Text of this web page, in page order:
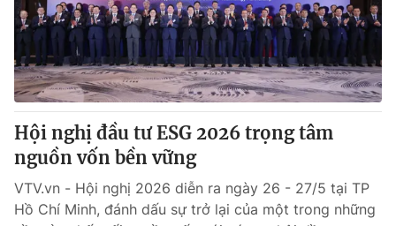
Hội nghị đầu tư ESG 2026 trọng tâm
nguồn vốn bền vững
VTV.vn - Hội nghị 2026 diễn ra ngày 26 - 27/5 tại TP
Hồ Chí Minh, đánh dấu sự trở lại của một trong những